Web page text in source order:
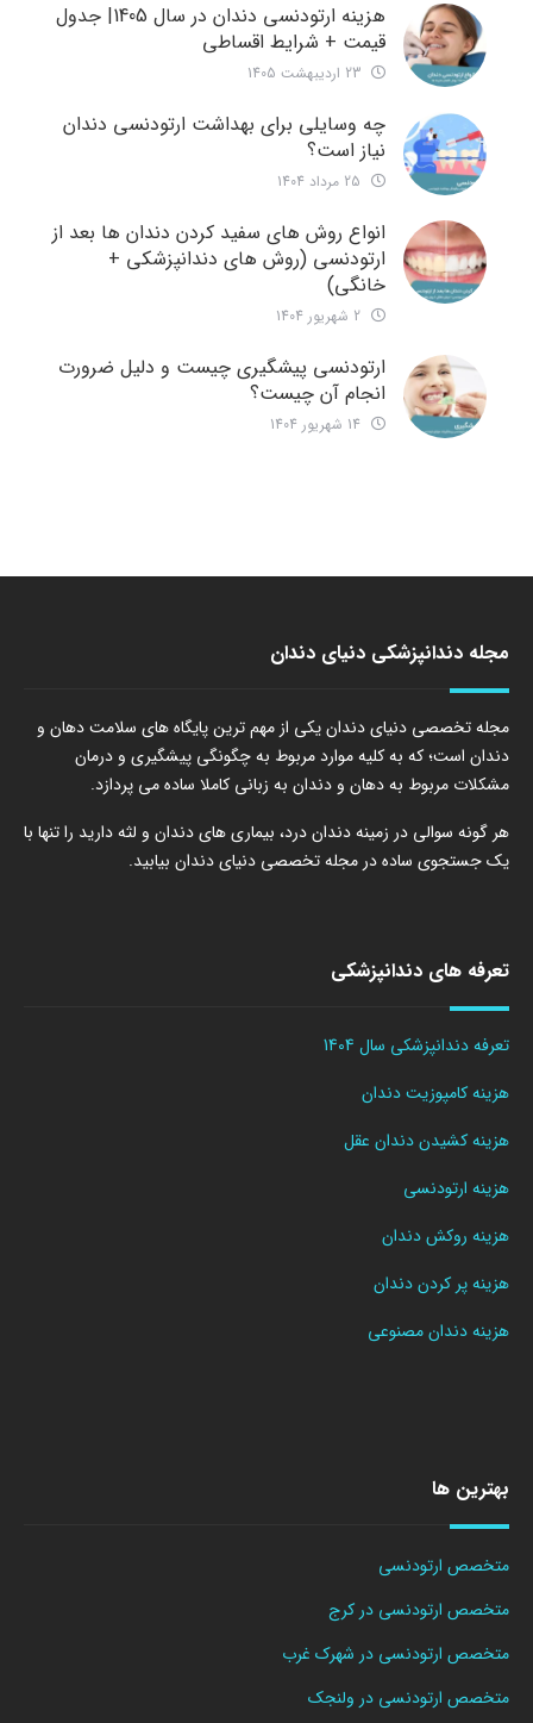
هزینه ارتودنسی دندان در سال 1405| جدول
قیمت + شرایط اقساطی
چه وسایلی برای بهداشت ارتودنسی دندان
نیاز است؟
انواع روش های سفید کردن دندان ها بعد از
ارتودنسی (روش های دندانپزشکی +
خانگی)
ارتودنسی پیشگیری چیست و دلیل ضرورت
انجام آن چیست؟
مجله دندانپزشکی دنیای دندان
مجله تخصصی دنیای دندان یکی از مهم ترین پایگاه های سلامت دهان و
دندان است؛ که به کلیه موارد مربوط به چگونگی پیشگیری و درمان
مشکلات مربوط به دهان و دندان به زبانی کاملا ساده می پردازد.
هر گونه سوالی در زمینه دندان درد، بیماری های دندان و لثه دارید را تنها با
یک جستجوی ساده در مجله تخصصی دنیای دندان بیابید.
تعرفه های دندانپزشکی
تعرفه دندانپزشکی سال 1404
هزینه کامپوزیت دندان
هزینه کشیدن دندان عقل
هزینه ارتودنسی
هزینه روکش دندان
هزینه پر کردن دندان
هزینه دندان مصنوعی
بهترین ها
متخصص ارتودنسی
متخصص ارتودنسی در کرج
متخصص ارتودنسی در شهرک غرب
متخصص ارتودنسی در ولنجک